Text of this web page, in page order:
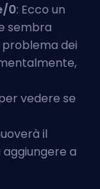
0: Ecco un
sembra
dei
vedere se
il
a